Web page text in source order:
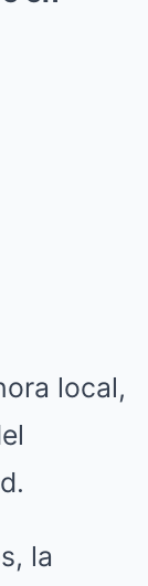
local,
la